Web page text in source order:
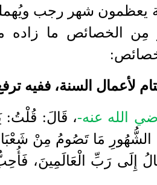
يعظمون شهر رجب
مِن الخصائص ما
:
الله عنه-، قَالَ: قُلْتُ:
مَا تَصُومُ مِنْ
إِلَى رَبِّ الْعَالَمِينَ،